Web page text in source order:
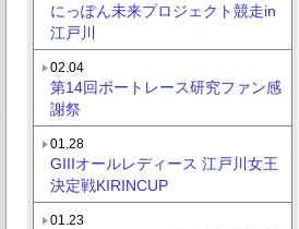
にっぽん未来プロジェクト競走in
江戸川
02.04
第14回ボートレース研究ファン感
謝祭
01.28
GIIIオールレディース 江戸川女王
決定戦KIRINCUP
01.23